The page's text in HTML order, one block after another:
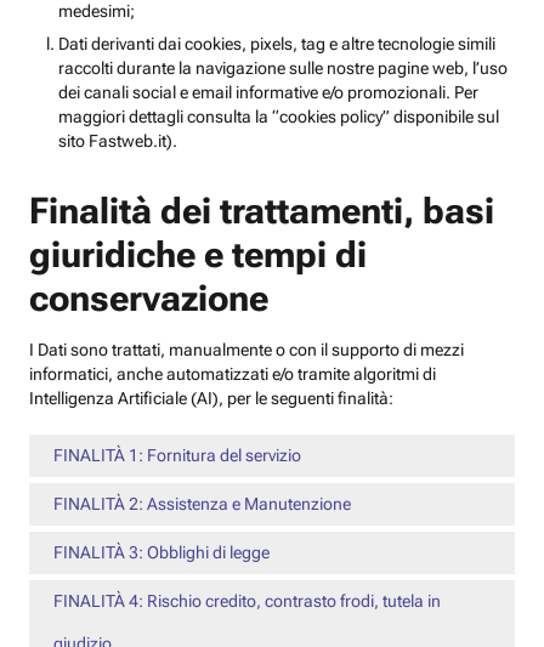
medesimi;
Dati derivanti dai cookies, pixels, tag e altre tecnologie simili
raccolti durante la navigazione sulle nostre pagine web, l’uso
dei canali social e email informative e/o promozionali. Per
maggiori dettagli consulta la “cookies policy” disponibile sul
sito Fastweb.it).
Finalità dei trattamenti, basi
giuridiche e tempi di
conservazione
I Dati sono trattati, manualmente o con il supporto di mezzi
informatici, anche automatizzati e/o tramite algoritmi di
Intelligenza Artificiale (AI), per le seguenti finalità:
FINALITÀ 1: Fornitura del servizio
FINALITÀ 2: Assistenza e Manutenzione
FINALITÀ 3: Obblighi di legge
FINALITÀ 4: Rischio credito, contrasto frodi, tutela in